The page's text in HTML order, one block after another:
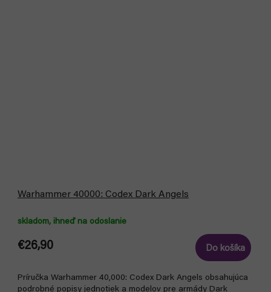
Warhammer 40000: Codex Dark Angels
skladom, ihneď na odoslanie
€26,90 Do košíka
Príručka Warhammer 40,000: Codex Dark Angels obsahujúca
podrobné popisy jednotiek a modelov pre armády Dark